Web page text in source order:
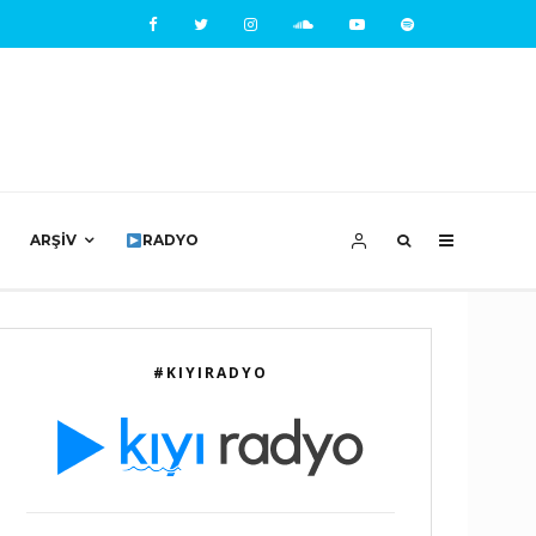
ARŞIV RADYO
#KIYIRADYO